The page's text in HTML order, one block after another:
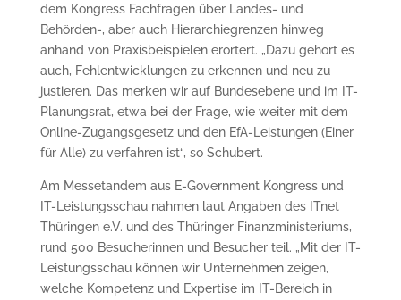
dem Kongress Fachfragen über Landes- und
Behörden-, aber auch Hierarchiegrenzen hinweg
anhand von Praxisbeispielen erörtert. „Dazu gehört es
auch, Fehlentwicklungen zu erkennen und neu zu
justieren. Das merken wir auf Bundesebene und im IT-
Planungsrat, etwa bei der Frage, wie weiter mit dem
Online-Zugangsgesetz und den EfA-Leistungen (Einer
für Alle) zu verfahren ist“, so Schubert.
Am Messetandem aus E-Government Kongress und
IT-Leistungsschau nahmen laut Angaben des ITnet
Thüringen e.V. und des Thüringer Finanzministeriums,
rund 500 Besucherinnen und Besucher teil. „Mit der IT-
Leistungsschau können wir Unternehmen zeigen,
welche Kompetenz und Expertise im IT-Bereich in